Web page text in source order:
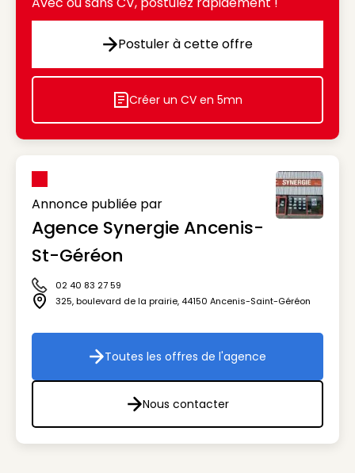
Postuler à cette offre
Postuler à cette offre
Icon decorative
Créer un CV en 5mn
Annonce publiée par
Agence Synergie Ancenis-
St-Géréon
Icône téléphone
02 40 83 27 59
Icône adresse
325, boulevard de la prairie, 44150 Ancenis-Saint-Géréon
Toutes les offres de l'agence
Toutes les offres de l'agence
Nous contacter
Nous contacter